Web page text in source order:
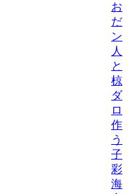
お
だ
ン
人
と
椋
ダ
ロ
作
う
子/
彩
海